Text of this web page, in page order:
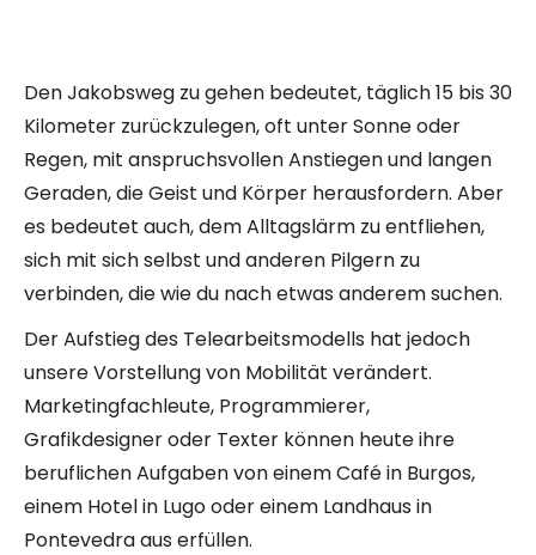
Den Jakobsweg zu gehen bedeutet, täglich 15 bis 30
Kilometer zurückzulegen, oft unter Sonne oder
Regen, mit anspruchsvollen Anstiegen und langen
Geraden, die Geist und Körper herausfordern. Aber
es bedeutet auch, dem Alltagslärm zu entfliehen,
sich mit sich selbst und anderen Pilgern zu
verbinden, die wie du nach etwas anderem suchen.
Der Aufstieg des Telearbeitsmodells hat jedoch
unsere Vorstellung von Mobilität verändert.
Marketingfachleute, Programmierer,
Grafikdesigner oder Texter können heute ihre
beruflichen Aufgaben von einem Café in Burgos,
einem Hotel in Lugo oder einem Landhaus in
Pontevedra aus erfüllen.